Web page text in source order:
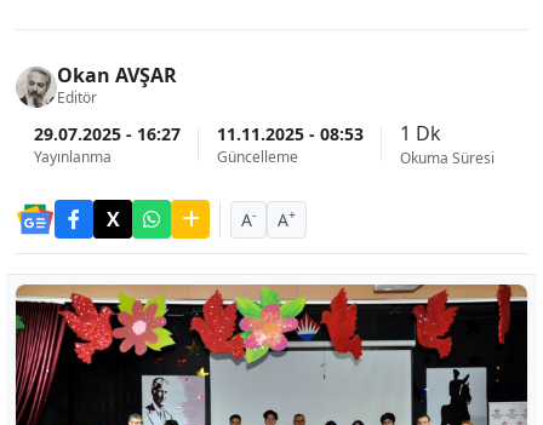
Okan AVŞAR
Editör
29.07.2025 - 16:27
Yayınlanma
11.11.2025 - 08:53
Güncelleme
1 Dk
Okuma Süresi
A- A+